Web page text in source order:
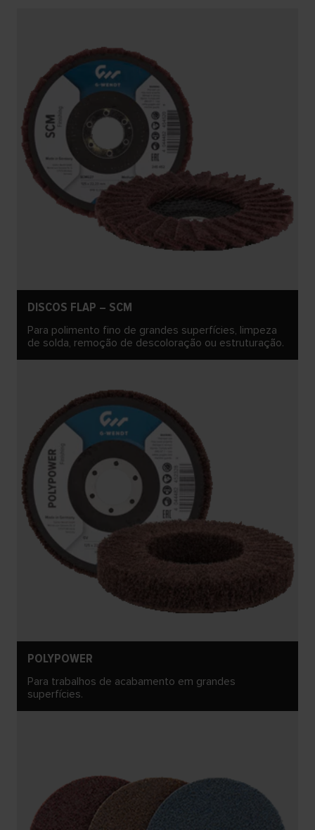
DISCOS FLAP – SCM
Para polimento fino de grandes superfícies, limpeza
de solda, remoção de descoloração ou estruturação.
POLYPOWER
Para trabalhos de acabamento em grandes
superfícies.